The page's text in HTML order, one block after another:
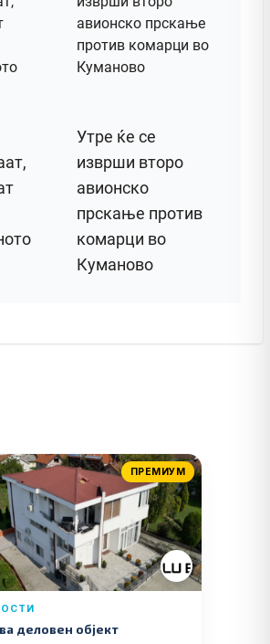
Утре ќе се
изврши второ
авионско
прскање против
комарци во
Куманово
ПРЕМИУМ
деловен објект